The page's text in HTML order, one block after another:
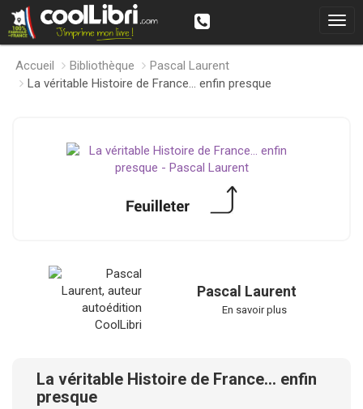
Accueil Bibliothèque
Pascal Laurent
La véritable Histoire de France... enfin presque
Pascal Laurent
En savoir plus
La véritable Histoire de France... enfin
presque